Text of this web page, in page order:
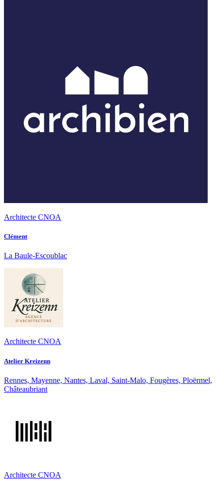
Architecte CNOA
Clément
La Baule-Escoublac
Architecte CNOA
Atelier Kreizenn
Rennes, Mayenne, Nantes, Laval, Saint-Malo, Fougères, Ploërmel,
Châteaubriant
Architecte CNOA